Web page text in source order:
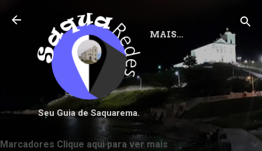
Pular para o conteúdo principal
Seu Guia de Saquarema.
MAIS…
Marcadores Clique aqui para ver mais